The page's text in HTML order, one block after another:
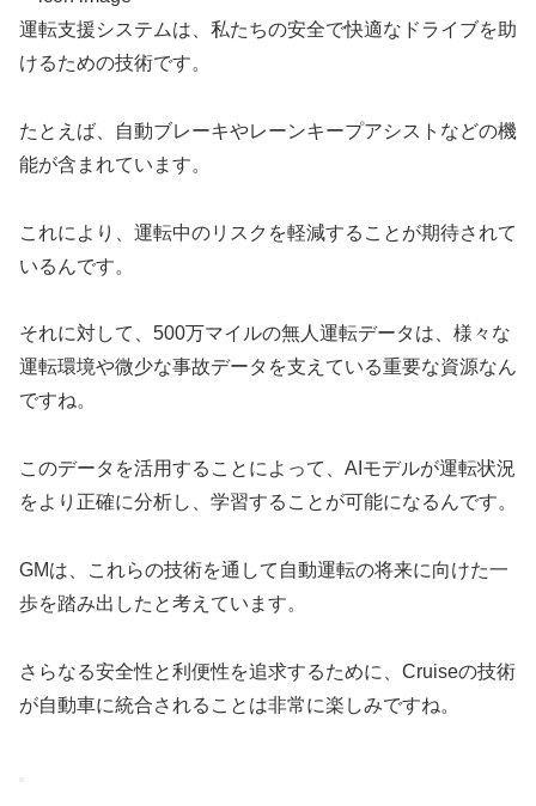
運転支援システムは、私たちの安全で快適なドライブを助
けるための技術です。
たとえば、自動ブレーキやレーンキープアシストなどの機
能が含まれています。
これにより、運転中のリスクを軽減することが期待されて
いるんです。
それに対して、500万マイルの無人運転データは、様々な
運転環境や微少な事故データを支えている重要な資源なん
ですね。
このデータを活用することによって、AIモデルが運転状況
をより正確に分析し、学習することが可能になるんです。
GMは、これらの技術を通して自動運転の将来に向けた一
歩を踏み出したと考えています。
さらなる安全性と利便性を追求するために、Cruiseの技術
が自動車に統合されることは非常に楽しみですね。